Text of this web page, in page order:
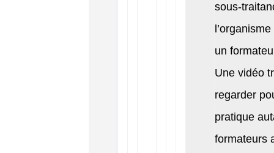
sous-
un
Une vidéo
regarder
pratique
formateurs